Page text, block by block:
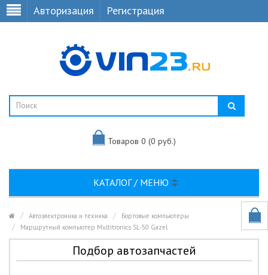
Авторизация Регистрация
Товаров 0 (0 руб.)
КАТАЛОГ / МЕНЮ
Автоэлектроника и техника
Бортовые компьютеры
Маршрутный компьютер Multitronics SL-50 Gazel
Подбор автозапчастей